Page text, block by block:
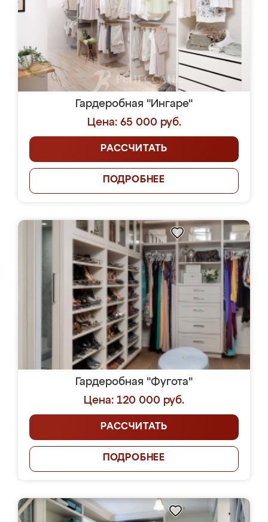
Гардеробная "Ингаре"
Цена: 65 000 руб.
РАССЧИТАТЬ
ПОДРОБНЕЕ
Гардеробная "Фугота"
Цена: 120 000 руб.
РАССЧИТАТЬ
ПОДРОБНЕЕ